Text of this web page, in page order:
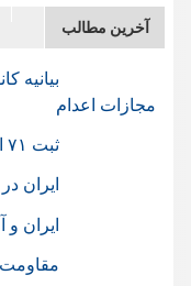
آخرین مطالب
بیانیه
مجازات اعدام
ثبت ۷۱ اعدام در ژوئيه در ایران
ایران
ایران و